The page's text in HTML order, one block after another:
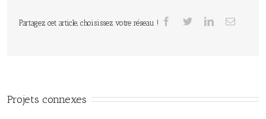
Partagez cet article, choisissez votre réseau !
Projets connexes